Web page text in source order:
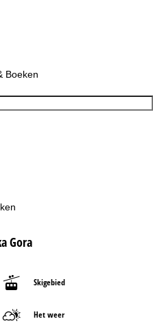
Boeken
Gora
Skigebied
Het weer